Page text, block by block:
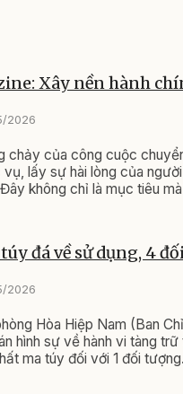
Xây nền hành
2026
chảy của công cuộc
vụ, lấy sự hài lòng của
không chỉ là mục tiêu
đá về sử dụng, 4
2026
Hòa Hiệp Nam (Ban
hình sự về hành vi tàng
ma túy đối với 1 đối tượng.